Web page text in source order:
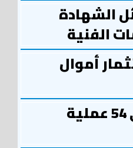
الشهادة
الفنية
أموال
«صناع الخير» تجري 54 عملية